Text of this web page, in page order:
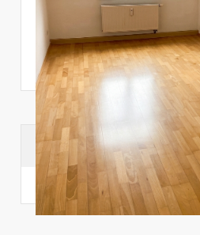
Suchhistorie
noch nichts angesehen